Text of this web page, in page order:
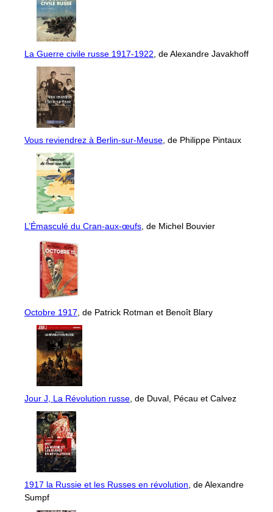
La Guerre civile russe 1917-1922 , de Alexandre Javakhoff
Vous reviendrez à Berlin-sur-Meuse , de Philippe Pintaux
L’Émasculé du Cran-aux-œufs , de Michel Bouvier
Octobre 1917 , de Patrick Rotman et Benoît Blary
Jour J, La Révolution russe , de Duval, Pécau et Calvez
1917 la Russie et les Russes en révolution , de Alexandre
Sumpf